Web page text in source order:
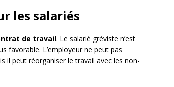
les salariés
de travail. Le salarié gréviste n’est
favorable. L’employeur ne peut pas
il peut réorganiser le travail avec les non-